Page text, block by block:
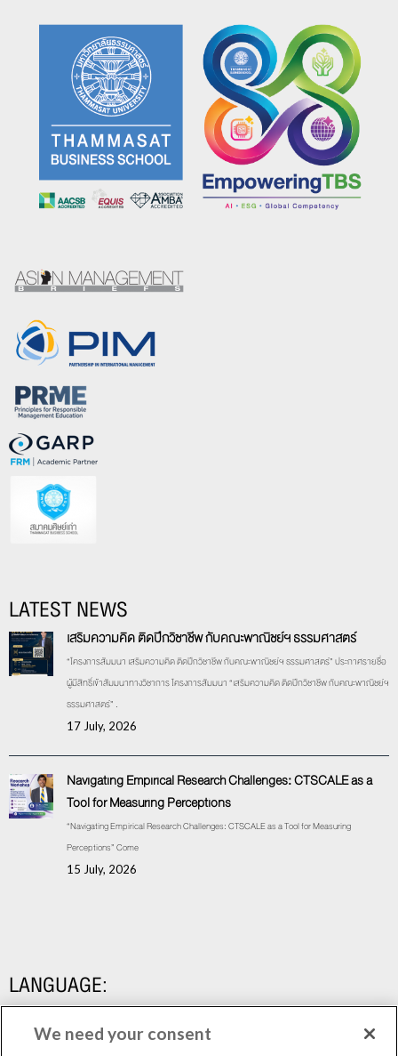
LATEST NEWS
เสริมความคิด ติดปีกวิชาชีพ กับคณะพาณิชย์ฯ ธรรมศาสตร์
“โครงการสัมมนา เสริมความคิด ติดปีกวิชาชีพ กับคณะพาณิชย์ฯ ธรรมศาสตร์” ประกาศรายชื่อ
ผู้มีสิทธิ์เข้าสัมมนาทางวิชาการ โครงการสัมมนา “เสริมความคิด ติดปีกวิชาชีพ กับคณะพาณิชย์ฯ
ธรรมศาสตร์” .
17 July, 2026
Navigating Empirical Research Challenges: CTSCALE as a
Tool for Measuring Perceptions
“Navigating Empirical Research Challenges: CTSCALE as a Tool for Measuring
Perceptions” Come
15 July, 2026
LANGUAGE:
We need your consent